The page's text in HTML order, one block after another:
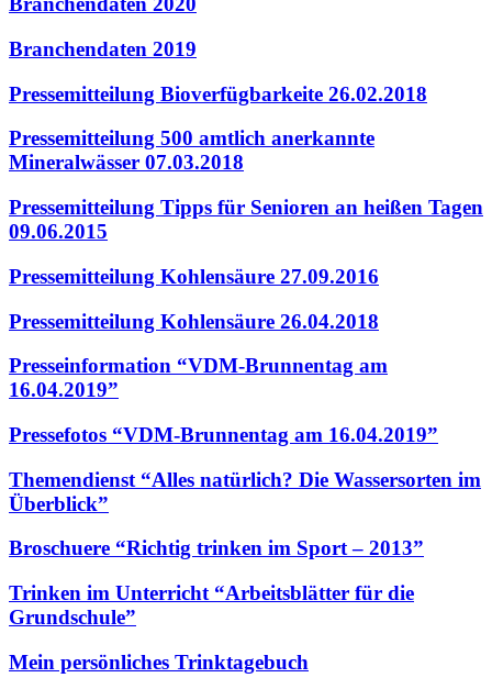
Branchendaten 2019
Pressemitteilung Bioverfügbarkeite 26.02.2018
Pressemitteilung 500 amtlich anerkannte
Mineralwässer 07.03.2018
Pressemitteilung Tipps für Senioren an heißen Tagen
09.06.2015
Pressemitteilung Kohlensäure 27.09.2016
Pressemitteilung Kohlensäure 26.04.2018
Presseinformation “VDM-Brunnentag am
16.04.2019”
Pressefotos “VDM-Brunnentag am 16.04.2019”
Themendienst “Alles natürlich? Die Wassersorten im
Überblick”
Broschuere “Richtig trinken im Sport – 2013”
Trinken im Unterricht “Arbeitsblätter für die
Grundschule”
Mein persönliches Trinktagebuch